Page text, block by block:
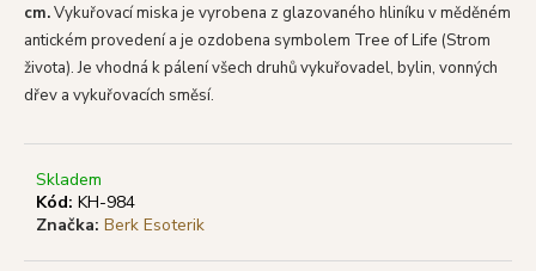
cm.Vykuřovací miska je vyrobena z glazovaného hliníku v měděném
antickém provedení a je ozdobena symbolem Tree of Life (Strom
života). Je vhodná k pálení všech druhů vykuřovadel, bylin, vonných
dřev a vykuřovacích směsí.
Skladem
Kód: KH-984
Značka: Berk Esoterik
D
o
p
r
u